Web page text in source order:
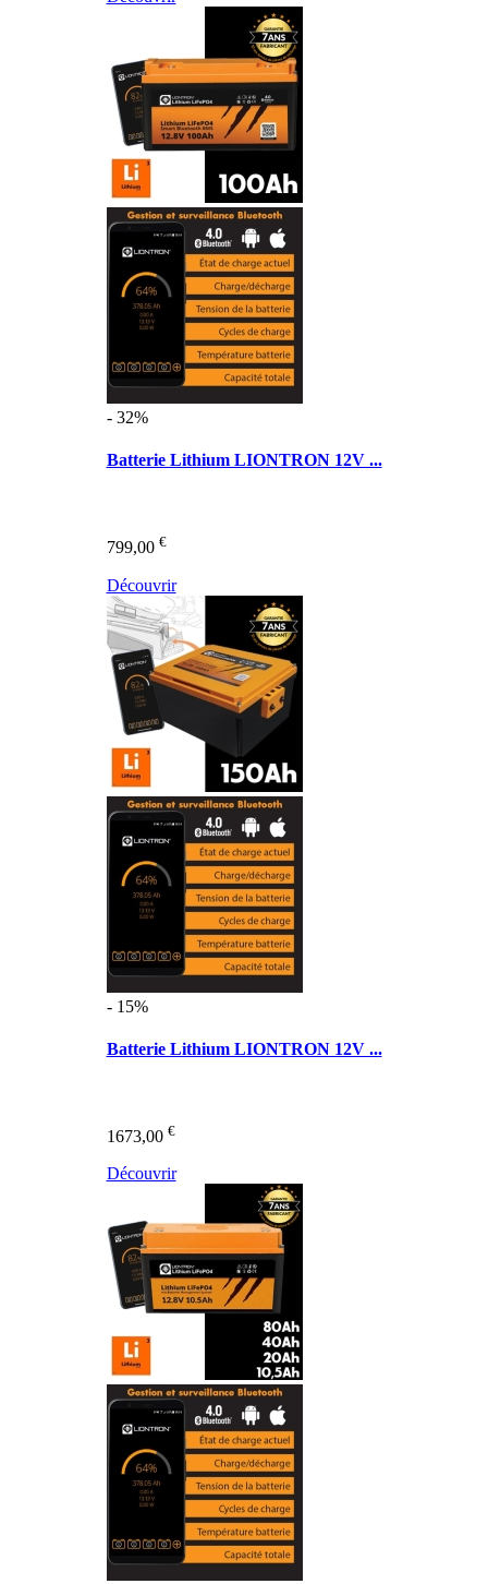
- 32%
Batterie Lithium LIONTRON 12V ...
799,00 €
Découvrir
- 15%
Batterie Lithium LIONTRON 12V ...
1673,00 €
Découvrir